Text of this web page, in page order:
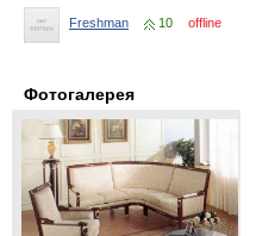
Freshman 10 offline
Фотогалерея